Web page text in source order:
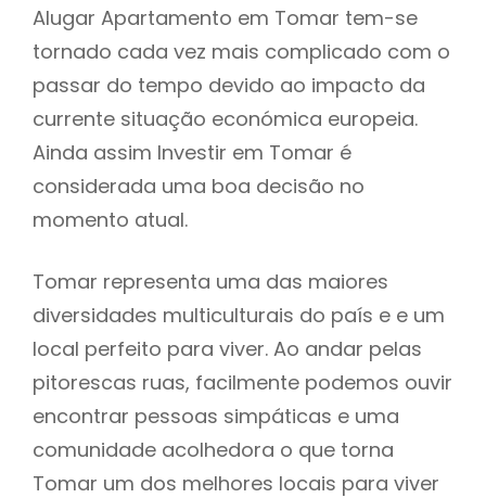
Alugar Apartamento em Tomar tem-se
tornado cada vez mais complicado com o
passar do tempo devido ao impacto da
currente situação económica europeia.
Ainda assim Investir em Tomar é
considerada uma boa decisão no
momento atual.
Tomar representa uma das maiores
diversidades multiculturais do país e e um
local perfeito para viver. Ao andar pelas
pitorescas ruas, facilmente podemos ouvir
encontrar pessoas simpáticas e uma
comunidade acolhedora o que torna
Tomar um dos melhores locais para viver